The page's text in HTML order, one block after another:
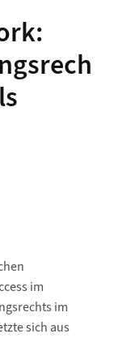
im
im
sich aus